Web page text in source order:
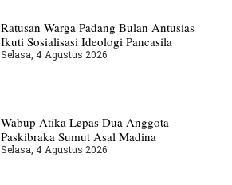
Ratusan Warga Padang Bulan Antusias
Ikuti Sosialisasi Ideologi Pancasila
Selasa, 4 Agustus 2026
Wabup Atika Lepas Dua Anggota
Paskibraka Sumut Asal Madina
Selasa, 4 Agustus 2026